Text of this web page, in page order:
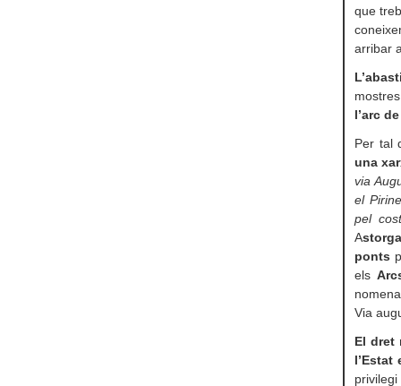
que
arribar
l’arc
Per tal
una
via
el
pel
A
ponts
els
Via
El dret
l’Estat